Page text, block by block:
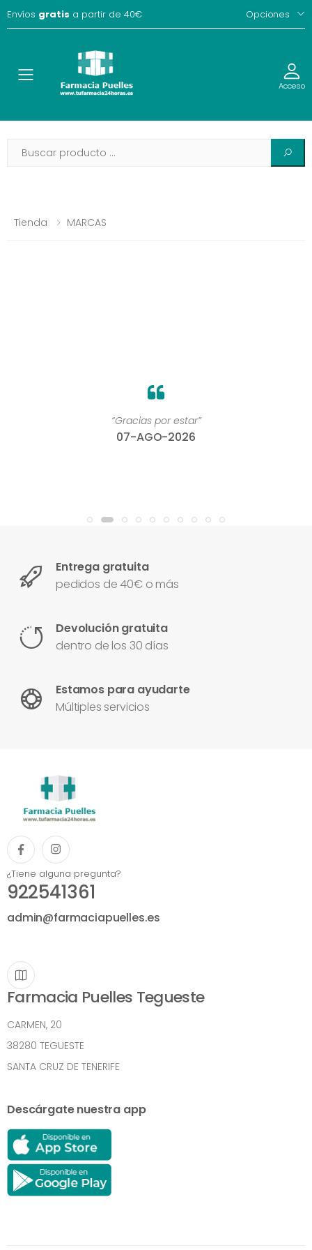
Envíos gratis a partir de 40€ Opciones
Toggle Acceso
Tienda MARCAS
“Gracias por estar”
07-AGO-2026
Entrega gratuita
pedidos de 40€ o más
Devolución gratuita
dentro de los 30 días
Estamos para ayudarte
Múltiples servicios
¿Tiene alguna pregunta?
922541361
admin@farmaciapuelles.es
Farmacia Puelles Tegueste
CARMEN, 20
38280 TEGUESTE
SANTA CRUZ DE TENERIFE
Descárgate nuestra app